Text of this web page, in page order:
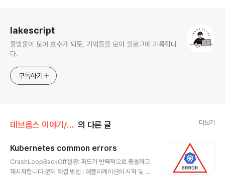
lakescript
물방울이 모여 호수가 되듯, 기억들을 모아 블로그에 기록합니
다.
구독하기
데브옵스 이야기/Kubernetes 의 다른 글 더보기
Kubernetes common errors
CrashLoopBackOff설명: 파드가 반복적으로 충돌하고
재시작합니다.문제 해결 방법 : 애플리케이션의 시작 및 초